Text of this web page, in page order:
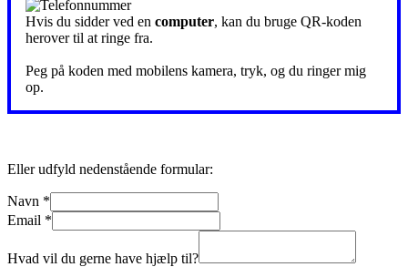
Hvis du sidder ved en computer, kan du bruge QR-koden
herover til at ringe fra.
Peg på koden med mobilens kamera, tryk, og du ringer mig
op.
Eller udfyld nedenstående formular:
Navn *
Email *
Hvad vil du gerne have hjælp til?